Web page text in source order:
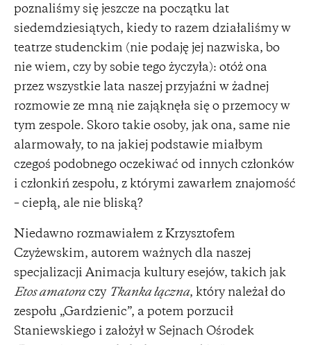
poznaliśmy się jeszcze na początku lat
siedemdziesiątych, kiedy to razem działaliśmy w
teatrze studenckim (nie podaję jej nazwiska, bo
nie wiem, czy by sobie tego życzyła): otóż ona
przez wszystkie lata naszej przyjaźni w żadnej
rozmowie ze mną nie zająknęła się o przemocy w
tym zespole. Skoro takie osoby, jak ona, same nie
alarmowały, to na jakiej podstawie miałbym
czegoś podobnego oczekiwać od innych członków
i członkiń zespołu, z którymi zawarłem znajomość
– ciepłą, ale nie bliską?
Niedawno rozmawiałem z Krzysztofem
Czyżewskim, autorem ważnych dla naszej
specjalizacji Animacja kultury esejów, takich jak
Etos amatoraczy Tkanka łączna, który należał do
zespołu „Gardzienic”, a potem porzucił
Staniewskiego i założył w Sejnach Ośrodek